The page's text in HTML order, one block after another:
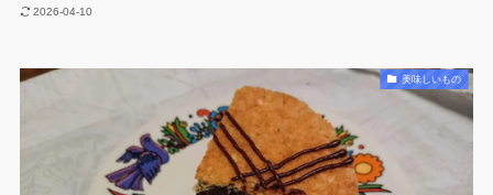
2026-04-10
美味しいもの